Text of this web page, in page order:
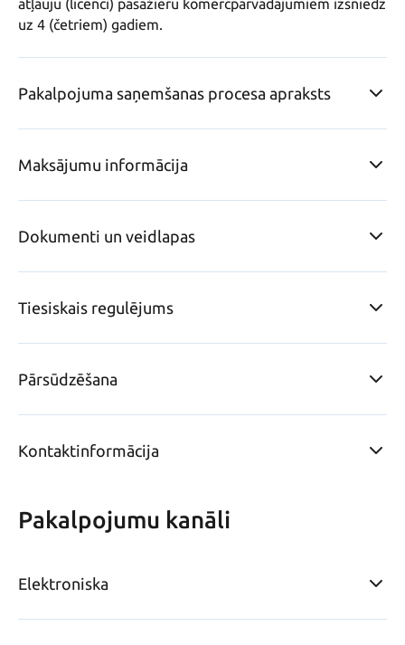
atļauju (licenci) pasažieru komercpārvadājumiem izsniedz
Pakalpojuma saņemšanas procesa apraksts
Maksājumu informācija
Dokumenti un veidlapas
Tiesiskais regulējums
Pārsūdzēšana
Kontaktinformācija
Pakalpojumu kanāli
Elektroniska